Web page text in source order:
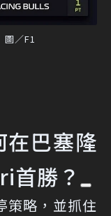
／F1
巴塞隆
首勝？
策略，並抓住